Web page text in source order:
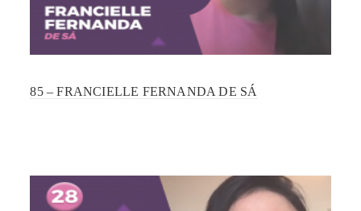
85 – FRANCIELLE FERNANDA DE SÁ